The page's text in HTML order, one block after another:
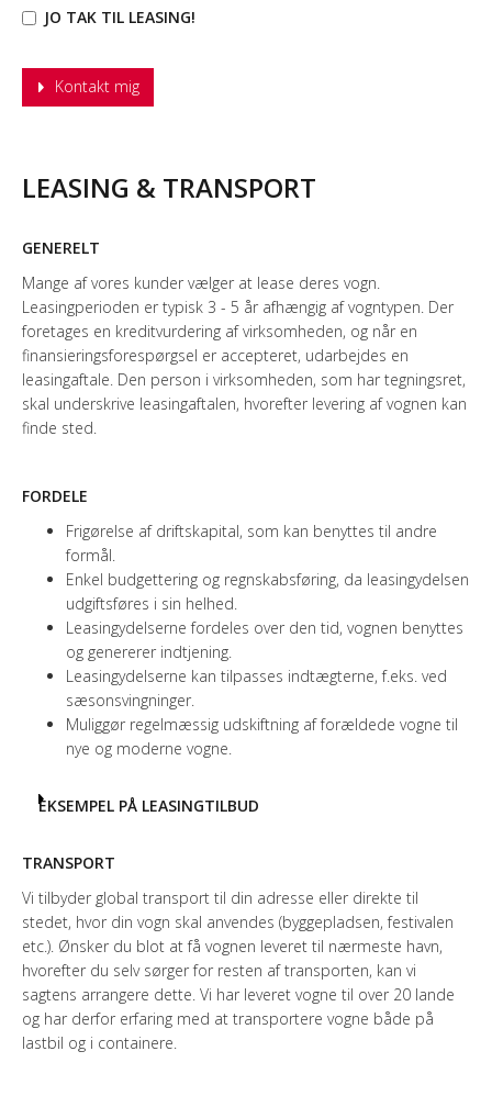
JO TAK TIL LEASING!
LEASING & TRANSPORT
GENERELT
Mange af vores kunder vælger at lease deres vogn.
Leasingperioden er typisk 3 - 5 år afhængig af vogntypen. Der
foretages en kreditvurdering af virksomheden, og når en
finansieringsforespørgsel er accepteret, udarbejdes en
leasingaftale. Den person i virksomheden, som har tegningsret,
skal underskrive leasingaftalen, hvorefter levering af vognen kan
finde sted.
FORDELE
Frigørelse af driftskapital, som kan benyttes til andre
formål.
Enkel budgettering og regnskabsføring, da leasingydelsen
udgiftsføres i sin helhed.
Leasingydelserne fordeles over den tid, vognen benyttes
og genererer indtjening.
Leasingydelserne kan tilpasses indtægterne, f.eks. ved
sæsonsvingninger.
Muliggør regelmæssig udskiftning af forældede vogne til
nye og moderne vogne.
EKSEMPEL PÅ LEASINGTILBUD
TRANSPORT
Vi tilbyder global transport til din adresse eller direkte til
stedet, hvor din vogn skal anvendes (byggepladsen, festivalen
etc.). Ønsker du blot at få vognen leveret til nærmeste havn,
hvorefter du selv sørger for resten af transporten, kan vi
sagtens arrangere dette. Vi har leveret vogne til over 20 lande
og har derfor erfaring med at transportere vogne både på
lastbil og i containere.